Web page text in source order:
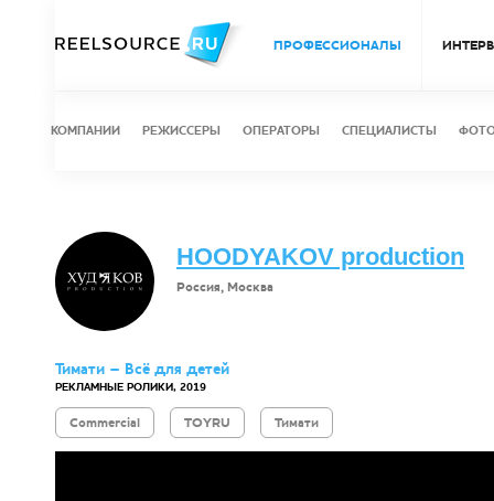
ПРОФЕССИОНАЛЫ
КОМПАНИИ РЕЖИССЕРЫ ОПЕРАТОРЫ СПЕЦИАЛИСТЫ
HOODYAKOV production
Россия, Москва
Тимати – Всё для детей
РЕКЛАМНЫЕ РОЛИКИ, 2019
Commercial TOYRU Тимати